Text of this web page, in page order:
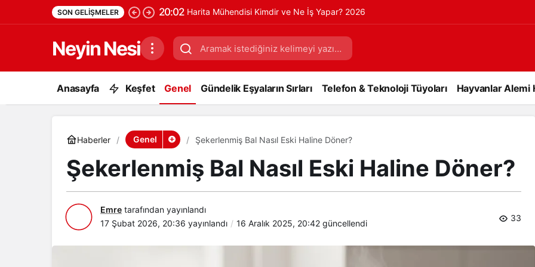
SON GELIŞMELER 20:02 Harita Mühendisi Kimdir ve Ne İş Yapar? 2026
Neyin Nesi
Anasayfa Keşfet Genel Gündelik Eşyaların Sırları Telefon & Teknoloji Tüyoları Hayvanlar Alemi
Haberler Genel Şekerlenmiş Bal Nasıl Eski Haline Döner?
Şekerlenmiş Bal Nasıl Eski Haline Döner?
Emre tarafından yayınlandı
17 Şubat 2026, 20:36 yayınlandı 16 Aralık 2025, 20:42 güncellendi
33